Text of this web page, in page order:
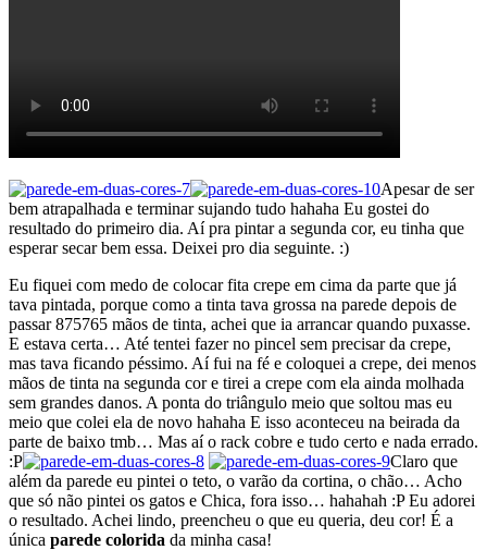
Apesar de ser
bem atrapalhada e terminar sujando tudo hahaha Eu gostei do
resultado do primeiro dia. Aí pra pintar a segunda cor, eu tinha que
esperar secar bem essa. Deixei pro dia seguinte. :)
Eu fiquei com medo de colocar fita crepe em cima da parte que já
tava pintada, porque como a tinta tava grossa na parede depois de
passar 875765 mãos de tinta, achei que ia arrancar quando puxasse.
E estava certa… Até tentei fazer no pincel sem precisar da crepe,
mas tava ficando péssimo. Aí fui na fé e coloquei a crepe, dei menos
mãos de tinta na segunda cor e tirei a crepe com ela ainda molhada
sem grandes danos. A ponta do triângulo meio que soltou mas eu
meio que colei ela de novo hahaha E isso aconteceu na beirada da
parte de baixo tmb… Mas aí o rack cobre e tudo certo e nada errado.
:P
Claro que
além da parede eu pintei o teto, o varão da cortina, o chão… Acho
que só não pintei os gatos e Chica, fora isso… hahahah :P Eu adorei
o resultado. Achei lindo, preencheu o que eu queria, deu cor! É a
única parede colorida da minha casa!